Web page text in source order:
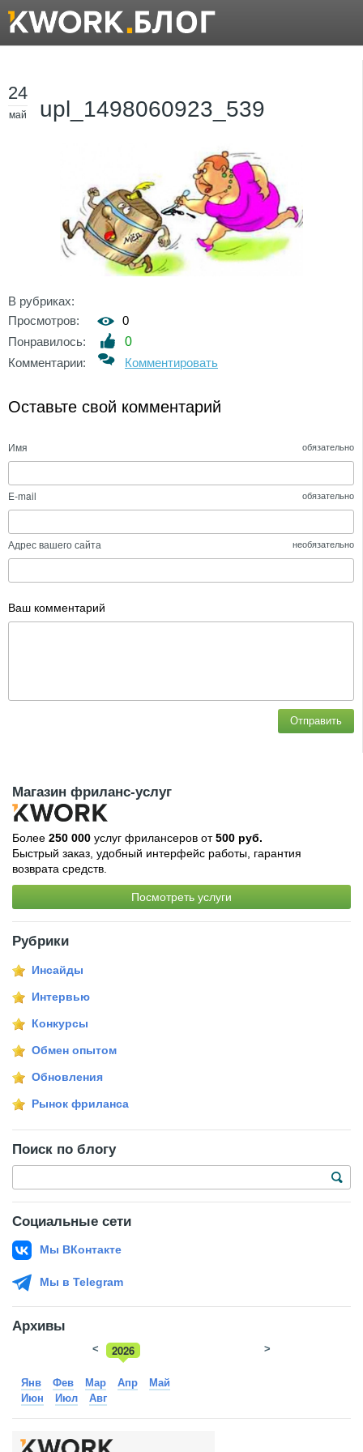
24
май upl_1498060923_539
В рубриках:
Просмотров:
0
Понравилось:
0
Комментарии:
Комментировать
Оставьте свой комментарий
Имя обязательно
E-mail обязательно
Адрес вашего сайта необязательно
Ваш комментарий
Отправить
Магазин фриланс-услуг
Более 250 000 услуг фрилансеров от500 руб.
Быстрый заказ, удобный интерфейс работы, гарантия
возврата средств.
Посмотреть услуги
Рубрики
Инсайды
Интервью
Конкурсы
Обмен опытом
Обновления
Рынок фриланса
Поиск по блогу
Социальные сети
Мы ВКонтакте
Мы в Telegram
Архивы
2026
2025
< >
Янв Фев Мар Апр
Май
Июн
Июл Авг